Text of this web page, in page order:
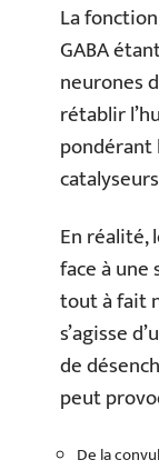
La
GABA
neurones
rétablir
pondérant
En réalité,
face à
tout à fait
s’agisse
de
peut
De la